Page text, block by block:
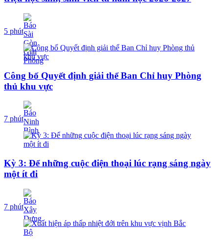
5 phút
Công bố Quyết định giải thể Ban Chỉ huy Phòng
thủ khu vực
7 phút
Kỳ 3: Để những cuộc điện thoại lúc rạng sáng ngày
một ít đi
7 phút